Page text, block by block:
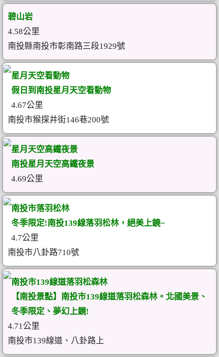
碧山岩
4.58公里
南投縣南投市彰南路三段1929號
星月天空看動物
假日到南投星月天空看動物
4.67公里
南投市猴探井街146巷200號
星月天空高鐵夜景
南投星月天空高鐵夜景
4.69公里
南投市落羽松林
冬季限定!南投139線落羽松林，絕美上鏡~
4.7公里
南投市八卦路710號
南投市139線道落羽松森林
【南投景點】南投市139線道落羽松森林。北國美景、
冬季限定、夢幻上鏡!
4.71公里
南投市139線道、八卦路上